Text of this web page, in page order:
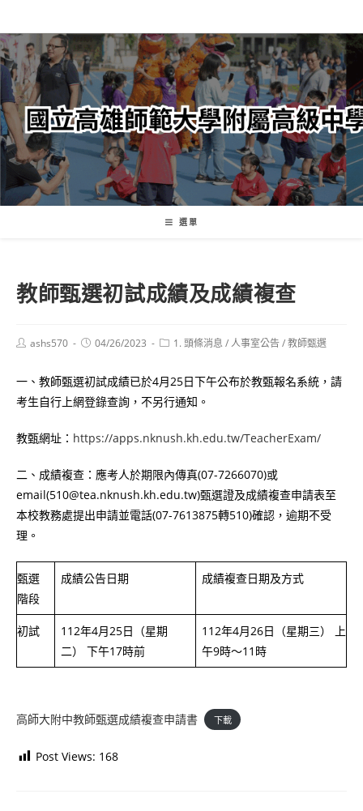
轉
至
主
內
容
選單
教師甄選初試成績及成績複查
Postashs570
Post04/26/2023
Post1. 頭條消息 /人事室公告/教師甄選
一、教師甄選初試成績已於4月25日下午公布於教甄報名系統，請
考生自行上網登錄查詢，不另行通知。
教甄網址： https://apps.nknush.kh.edu.tw/TeacherExam/
二、成績複查：應考人於期限內傳真(07-7266070)或
email(510@tea.nknush.kh.edu.tw)甄選證及成績複查申請表至
本校教務處提出申請並電話(07-7613875轉510)確認，逾期不受
理。
甄選
階段
成績公告日期 成績複查日期及方式
初試
112年4月25日（星期
二） 下午17時前
112年4月26日（星期三） 上
午9時～11時
高師大附中教師甄選成績複查申請書 下載
Post Views: 168